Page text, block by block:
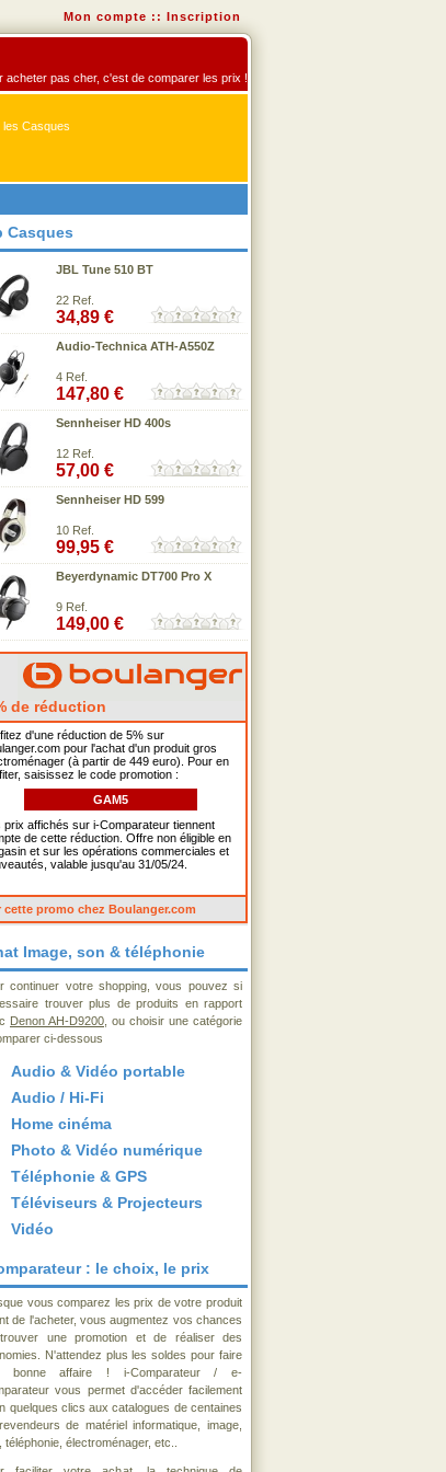
Mon compte :: Inscription
acheter pas cher, c'est de comparer les prix !
Casques
Casques
JBL Tune 510 BT
22 Ref.
34,89 €
Audio-Technica ATH-A550Z
4 Ref.
147,80 €
Sennheiser HD 400s
12 Ref.
57,00 €
Sennheiser HD 599
10 Ref.
99,95 €
Beyerdynamic DT700 Pro X
9 Ref.
149,00 €
de réduction
d'une réduction de 5% sur
pour l'achat d'un produit gros
(à partir de 449 euro). Pour en
saisissez le code promotion :
GAM5
prix affichés sur i-Comparateur tiennent
de cette réduction. Offre non éligible en
et sur les opérations commerciales et
valable jusqu'au 31/05/24.
cette promo chez Boulanger.com
Image, son & téléphonie
continuer votre shopping, vous pouvez si
trouver plus de produits en rapport
Denon AH-D9200 , ou choisir une catégorie
ci-dessous
Audio & Vidéo portable
Audio / Hi-Fi
Home cinéma
Photo & Vidéo numérique
Téléphonie & GPS
Téléviseurs & Projecteurs
Vidéo
: le choix, le prix
vous comparez les prix de votre produit
de l'acheter, vous augmentez vos chances
une promotion et de réaliser des
N'attendez plus les soldes pour faire
bonne affaire ! i-Comparateur / e-
vous permet d'accéder facilement
quelques clics aux catalogues de centaines
de matériel informatique, image,
téléphonie, électroménager, etc..